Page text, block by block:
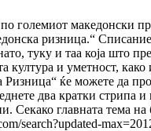
големиот македонски
ризница.“
туку и таа која што
култура и уметност,
ќе можете да
два кратки стрипа
Секако главната тема
search?updated-